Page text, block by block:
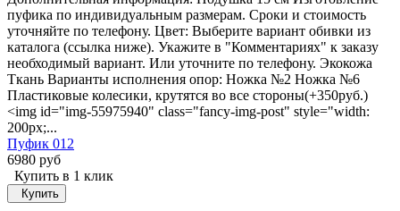
пуфика по индивидуальным размерам. Сроки и стоимость
уточняйте по телефону. Цвет: Выберите вариант обивки из
каталога (ссылка ниже). Укажите в "Комментариях" к заказу
необходимый вариант. Или уточните по телефону. Экокожа
Ткань Варианты исполнения опор: Ножка №2 Ножка №6
Пластиковые колесики, крутятся во все стороны(+350руб.)
<img id="img-55975940" class="fancy-img-post" style="width:
200px;...
Пуфик 012
6980 руб
Купить в 1 клик
Купить